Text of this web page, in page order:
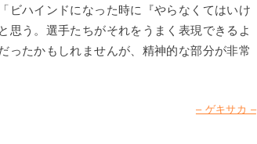
ビハインドになった時に『やらなくてはいけ
思う。選手たちがそれをうまく表現できるよ
ったかもしれませんが、精神的な部分が非常
– ゲキサカ –